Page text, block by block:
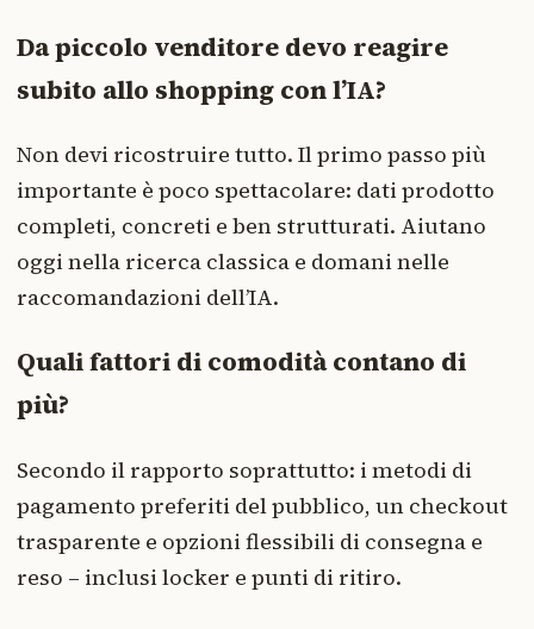
Da piccolo venditore devo reagire
subito allo shopping con l’IA?
Non devi ricostruire tutto. Il primo passo più
importante è poco spettacolare: dati prodotto
completi, concreti e ben strutturati. Aiutano
oggi nella ricerca classica e domani nelle
raccomandazioni dell’IA.
Quali fattori di comodità contano di
più?
Secondo il rapporto soprattutto: i metodi di
pagamento preferiti del pubblico, un checkout
trasparente e opzioni flessibili di consegna e
reso – inclusi locker e punti di ritiro.